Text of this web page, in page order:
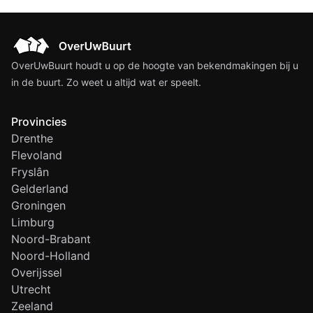
OverUwBuurt houdt u op de hoogte van bekendmakingen bij u
in de buurt. Zo weet u altijd wat er speelt.
Provincies
Drenthe
Flevoland
Fryslân
Gelderland
Groningen
Limburg
Noord-Brabant
Noord-Holland
Overijssel
Utrecht
Zeeland